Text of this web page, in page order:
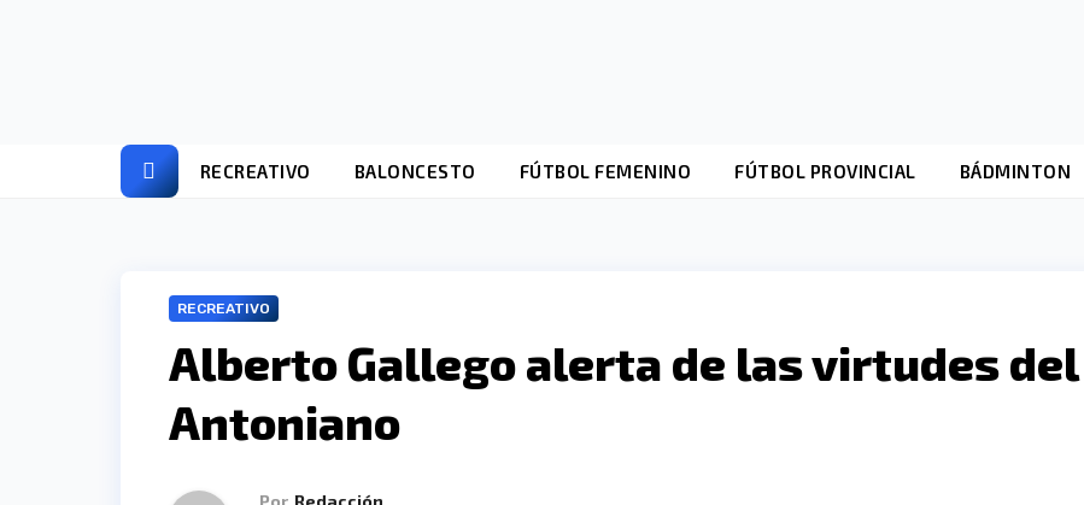
RECREATIVO BALONCESTO FÚTBOL FEMENINO FÚTBOL PROVINCIAL BÁDMINTON
RECREATIVO
Alberto Gallego alerta de las virtudes del
Antoniano